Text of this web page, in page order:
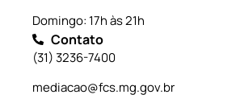
Domingo: 17h às 21h
Contato
(31) 3236-7400
mediacao@fcs.mg.gov.br